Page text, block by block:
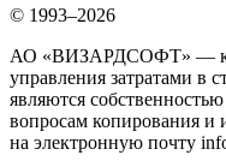
© 1993–2026
АО «ВИЗАРДСОФТ» —
управления затратами в
являются
вопросам копирования
на электронную почту